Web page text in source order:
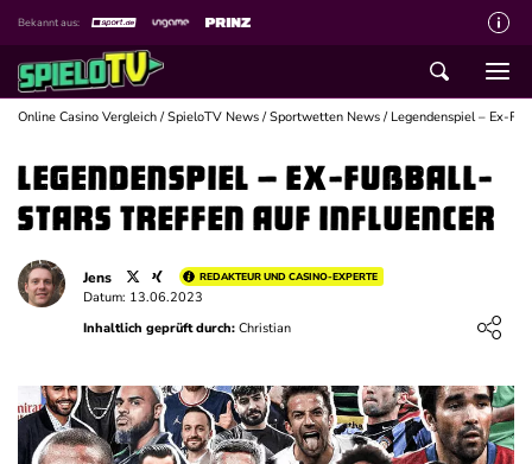
Bekannt aus:
Über spieloTV
Wie wir bewerten
Die SpieloTV Crew
Datenschutzerklärung
Affiliate Disclaimer
Schreiber gesucht
Spielsucht Hilfe
Online Casino Vergleich /SpieloTV News /Sportwetten News / Legendenspiel – Ex-
Legendenspiel – Ex-Fußball-
Stars treffen auf Influencer
Jens REDAKTEUR UND CASINO-EXPERTE
Loading ...
Datum: 13.06.2023
Inhaltlich geprüft durch: Christian